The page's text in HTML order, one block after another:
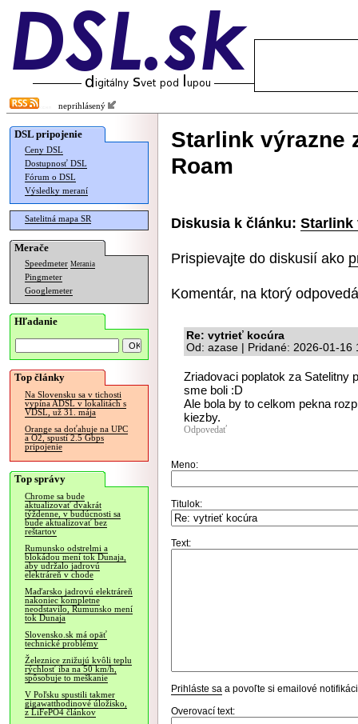
neprihlásený
DSL pripojenie
Ceny DSL
Dostupnosť DSL
Fórum o DSL
Výsledky meraní
Satelitná mapa SR
Merače
Speedmeter Merania
Pingmeter
Googlemeter
Hľadanie
Top články
Na Slovensku sa v tichosti
vypína ADSL v lokalitách s
VDSL, už 31. mája
Orange sa doťahuje na UPC
a O2, spustí 2.5 Gbps
pripojenie
Top správy
Chrome sa bude
aktualizovať dvakrát
týždenne, v budúcnosti sa
bude aktualizovať bez
reštartov
Rumunsko odstrelmi a
blokádou mení tok Dunaja,
aby udržalo jadrovú
elektráreň v chode
Maďarsko jadrovú elektráreň
nakoniec kompletne
neodstavilo, Rumunsko mení
tok Dunaja
Slovensko.sk má opäť
technické problémy
Železnice znižujú kvôli teplu
rýchlosť iba na 50 km/h,
spôsobuje to meškanie
V Poľsku spustili takmer
gigawatthodinové úložisko,
z LiFePO4 článkov
Starlink výrazne
Roam
Diskusia k článku: Starlink
Prispievajte do diskusií ako
Komentár, na ktorý
Re: vytrieť kocúra
Od: azase | Pridané: 2026-01-16
Zriadovaci poplatok za Satelitny
sme boli :D
Ale bola by to celkom pekna
kiezby.
Odpovedať
Meno:
Titulok:
Text:
Prihláste sa a povoľte si emailové
Overovací text: